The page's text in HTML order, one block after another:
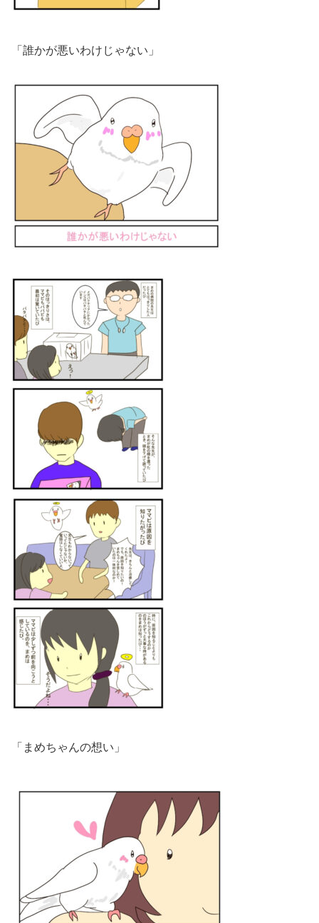
「誰かが悪いわけじゃない」
「まめちゃんの想い」